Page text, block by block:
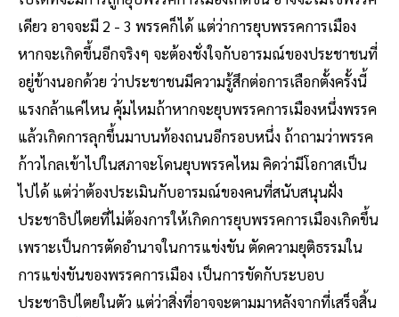
เดียว อาจจะมี 2 - 3 พรรคก็ได้ แต่ว่าการยุบพรรคการเมือง
หากจะเกิดขึ้นอีกจริงๆ จะต้องชั่งใจกับอารมณ์ของประชาชนที่
อยู่ข้างนอกด้วย ว่าประชาชนมีความรู้สึกต่อการเลือกตั้งครั้งนี้
แรงกล้าแค่ไหน คุ้มไหมถ้าหากจะยุบพรรคการเมืองหนึ่งพรรค
แล้วเกิดการลุกขึ้นมาบนท้องถนนอีกรอบหนึ่ง ถ้าถามว่าพรรค
ก้าวไกลเข้าไปในสภาจะโดนยุบพรรคไหม คิดว่ามีโอกาสเป็น
ไปได้ แต่ว่าต้องประเมินกับอารมณ์ของคนที่สนับสนุนฝั่ง
ประชาธิปไตยที่ไม่ต้องการให้เกิดการยุบพรรคการเมืองเกิดขึ้น
เพราะเป็นการตัดอำนาจในการแข่งขัน ตัดความยุติธรรมใน
การแข่งขันของพรรคการเมือง เป็นการขัดกับระบอบ
ประชาธิปไตยในตัว แต่ว่าสิ่งที่อาจจะตามมาหลังจากที่เสร็จสิ้น